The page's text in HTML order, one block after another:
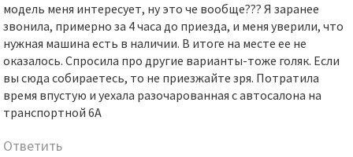
модель меня интересует, ну это че вообще??? Я заранее
звонила, примерно за 4 часа до приезда, и меня уверили, что
нужная машина есть в наличии. В итоге на месте ее не
оказалось. Спросила про другие варианты-тоже голяк. Если
вы сюда собираетесь, то не приезжайте зря. Потратила
время впустую и уехала разочарованная с автосалона на
транспортной 6А
Ответить